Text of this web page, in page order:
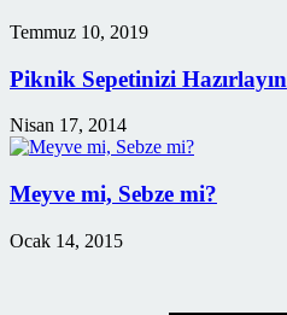
Temmuz 10, 2019
Piknik Sepetinizi Hazırlayın
Nisan 17, 2014
Meyve mi, Sebze mi?
Ocak 14, 2015